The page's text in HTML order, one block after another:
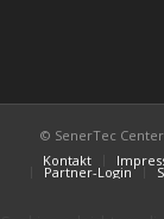
© SenerTec
Kontakt
Partner-Login